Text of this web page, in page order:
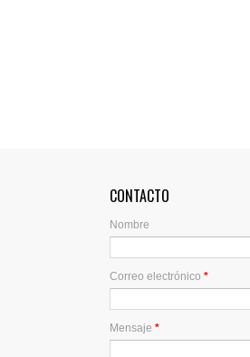
CONTACTO
Nombre
Correo electrónico*
Mensaje*